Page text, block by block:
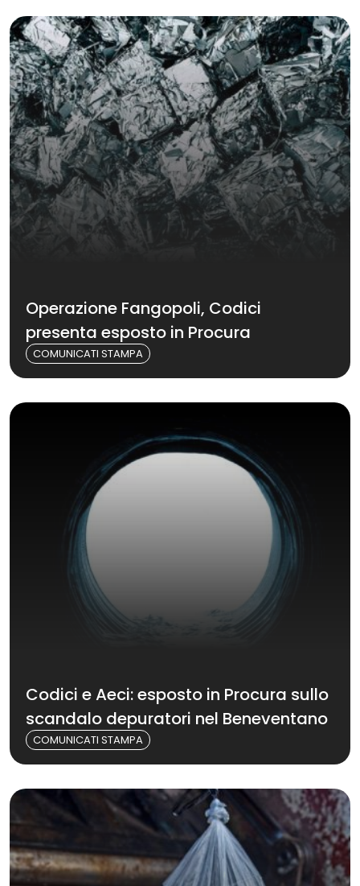
Operazione Fangopoli, Codici
presenta esposto in Procura
COMUNICATI STAMPA
Codici e Aeci: esposto in Procura sullo
scandalo depuratori nel Beneventano
COMUNICATI STAMPA